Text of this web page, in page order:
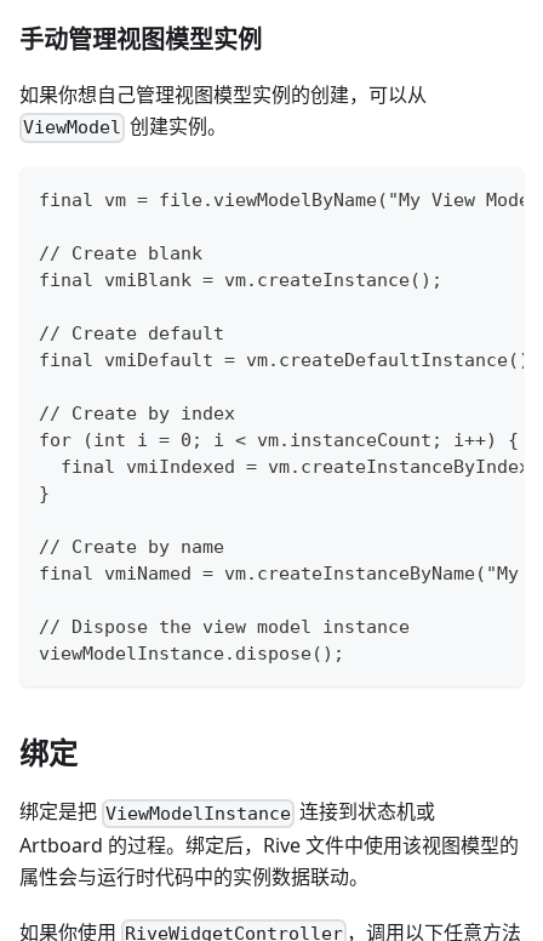
手动管理视图模型实例
如果你想自己管理视图模型实例的创建，可以从
ViewModel 创建实例。
final vm = file.viewModelByName("My View
// Create blank
final vmiBlank = vm.createInstance();
// Create default
final vmiDefault = vm.createDefaultInstance();
// Create by index
for (int i = 0; i < vm.instanceCount; i++) {
final vmiIndexed =
}
// Create by name
final vmiNamed = vm.createInstanceByName("My
// Dispose the view model instance
viewModelInstance.dispose();
绑定
绑定是把 ViewModelInstance 连接到状态机或
Artboard 的过程。绑定后，Rive 文件中使用该视图模型的
属性会与运行时代码中的实例数据联动。
如果你使用 RiveWidgetController ，调用以下任意方法